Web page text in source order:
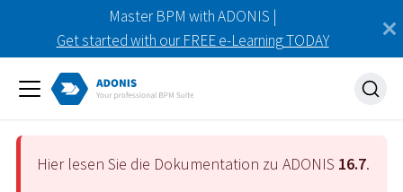
Master BPM with ADONIS |
Get started with our FREE e-Learning TODAY
Hier lesen Sie die Dokumentation zu ADONIS 16.7.